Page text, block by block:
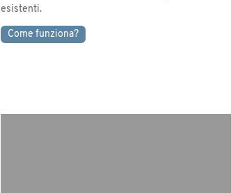
esistenti.
Come funziona?